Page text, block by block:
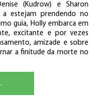
(Kudrow) e Sharon
a estejam prendendo no
guia, Holly embarca em
excitante e por vezes
amizade e sobre
a finitude da morte no